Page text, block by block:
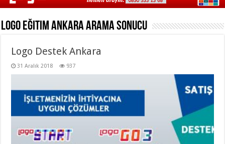
Logo Eğitim AnkaraArama Sonucu
Logo Destek Ankara
31 Aralık 2018 937